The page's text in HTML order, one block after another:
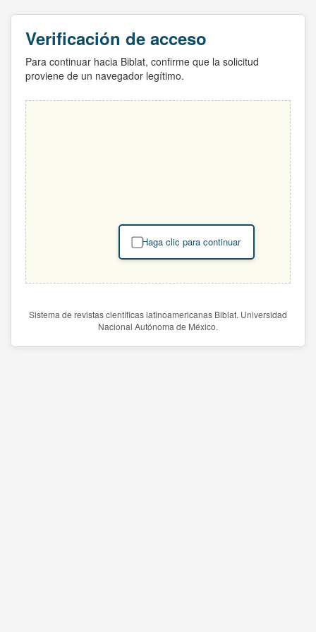
Verificación de acceso
Para continuar hacia Biblat, confirme que la solicitud
proviene de un navegador legítimo.
Haga clic para continuar
Sistema de revistas científicas latinoamericanas Biblat. Universidad
Nacional Autónoma de México.